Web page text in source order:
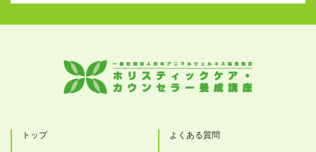
トップ よくある質問